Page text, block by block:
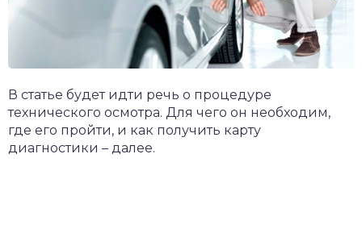
В статье будет идти речь о процедуре
технического осмотра. Для чего он необходим,
где его пройти, и как получить карту
диагностики – далее.